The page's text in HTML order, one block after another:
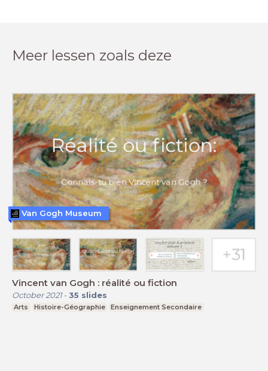
Meer lessen zoals deze
Vincent van Gogh : réalité ou fiction
October 2021- 35 slides
Arts Histoire-Géographie Enseignement Secondaire
Van Gogh Museum